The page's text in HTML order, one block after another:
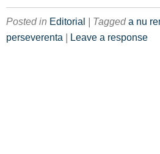
Posted in Editorial | Taggeda nu
perseverenta | Leave a response